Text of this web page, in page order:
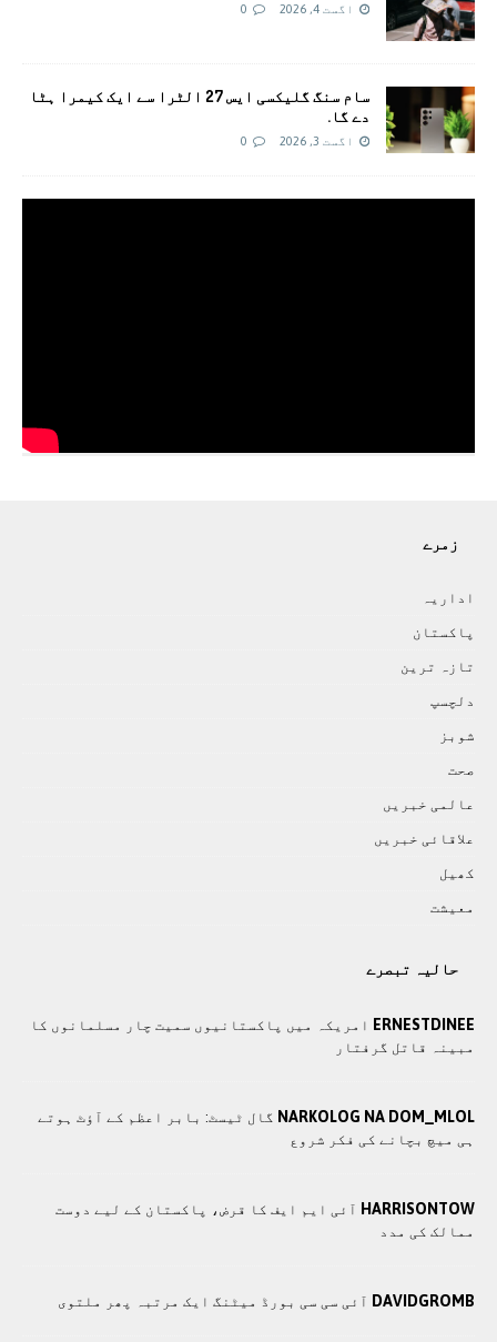
اگست 4, 2026 0
سام سنگ گلیکسی ایس 27 الٹرا سے ایک کیمرا ہٹا
دے گا.
اگست 3, 2026 0
زمرے
اداريہ
پاکستان
تازہ ترين
دلچسپ
شوبز
صحت
عالمی خبريں
علاقائی خبريں
کھيل
معيشت
حالیہ تبصرے
ERNESTDINEE امریکہ میں پاکستانیوں سمیت چار مسلمانوں کا
مبینہ قاتل گرفتار
NARKOLOG NA DOM_MLOL گال ٹیسٹ: بابر اعظم کے آؤٹ ہوتے
ہی میچ بچانے کی فکر شروع
HARRISONTOW آئی ایم ایف کا قرض، پاکستان کے لیے دوست
ممالک کی مدد
DAVIDGROMB آئی سی سی بورڈ میٹنگ ایک مرتبہ پھر ملتوی